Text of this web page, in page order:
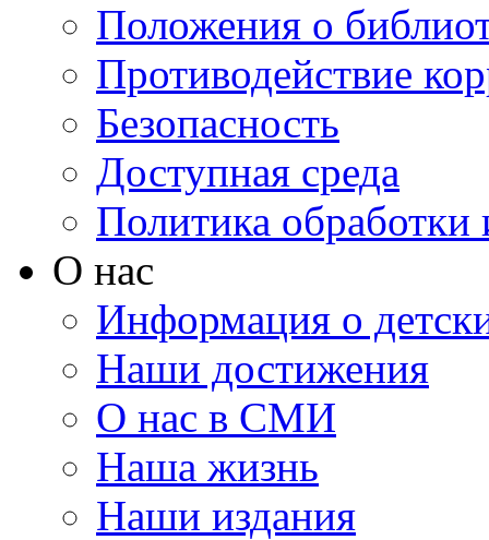
Положения о
Противодействие
Безопасность
Доступная среда
Политика
О нас
Информация о
Наши достижения
О нас в СМИ
Наша жизнь
Наши издания